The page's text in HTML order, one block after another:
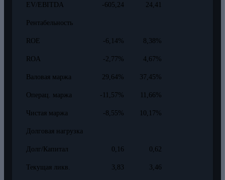
EV/EBITDA -605,24 24,41
Рентабельность
ROE -6,14% 8,38%
ROA -2,77% 4,67%
Валовая маржа 29,64% 37,45%
Операц. маржа -11,57% 11,66%
Чистая маржа -8,55% 10,17%
Долговая нагрузка
Долг/Капитал 0,16 0,62
Текущая ликв. 3,83 3,46